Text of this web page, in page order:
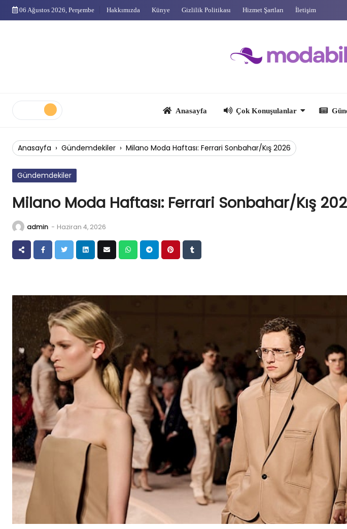
Skip
06 Ağustos 2026, Perşembe Hakkımızda Künye Gizlilik Politikası Hizmet Şartları İletişim
Anasayfa › Gündemdekiler › Milano Moda Haftası: Ferrari Sonbahar/Kış 2026
Gündemdekiler
Milano Moda Haftası: Ferrari Sonbahar/Kış
admin - Haziran 4, 2026